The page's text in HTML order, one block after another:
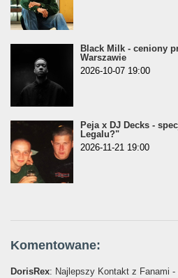
Black Milk - ceniony
Warszawie
2026-10-07 19:00
Peja x DJ Decks -
Legalu?"
2026-11-21 19:00
Komentowane:
DorisRex: Najlepszy Kontakt z Fanami -